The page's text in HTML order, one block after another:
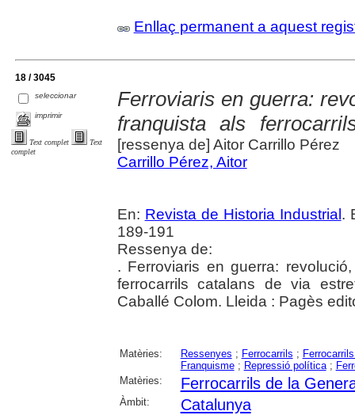
Enllaç permanent a aquest
18 / 3045
seleccionar
imprimir
Text complet
Text
complet
Ferroviaris en guerra:
franquista als
[ressenya de] Aitor Carrillo Pérez
Carrillo Pérez, Aitor
En: Revista de Historia Industrial .
189-191
Ressenya de:
. Ferroviaris en guerra:
ferrocarrils catalans de via
Caballé Colom. Lleida : Pagès
Matèries: Ressenyes ; Ferrocarrils ;
Franquisme; Repressió política;
Matèries:
Ferrocarrils de la
Àmbit: Catalunya